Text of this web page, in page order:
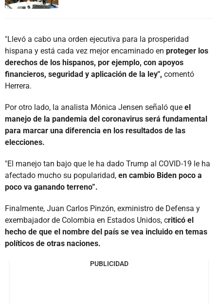
"Llevó a cabo una orden ejecutiva para la prosperidad
hispana y está cada vez mejor encaminado en proteger los
derechos de los hispanos, por ejemplo, con apoyos
financieros, seguridad y aplicación de la ley", comentó
Herrera.
Por otro lado, la analista Mónica Jensen señaló que el
manejo de la pandemia del coronavirus será fundamental
para marcar una diferencia en los resultados de las
elecciones.
"El manejo tan bajo que le ha dado Trump al COVID-19 le ha
afectado mucho su popularidad, en cambio Biden poco a
poco va ganando terreno”.
Finalmente, Juan Carlos Pinzón, exministro de Defensa y
exembajador de Colombia en Estados Unidos, criticó el
hecho de que el nombre del país se vea incluido en temas
políticos de otras naciones.
PUBLICIDAD